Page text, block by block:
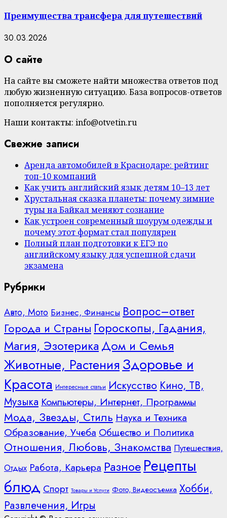
Преимущества трансфера для путешествий
30.03.2026
О сайте
На сайте вы сможете найти множества ответов под
любую жизненную ситуацию. База вопросов-ответов
пополняется регулярно.
Наши контакты: info@otvetin.ru
Свежие записи
Аренда автомобилей в Краснодаре: рейтинг
топ-10 компаний
Как учить английский язык детям 10–13 лет
Хрустальная сказка планеты: почему зимние
туры на Байкал меняют сознание
Как устроен современный шоурум одежды и
почему этот формат стал популярен
Полный план подготовки к ЕГЭ по
английскому языку для успешной сдачи
экзамена
Рубрики
Авто, Мото Бизнес, Финансы Вопрос–ответ
Города и Страны Гороскопы, Гадания,
Магия, Эзотерика Дом и Семья
Животные, Растения Здоровье и
Красота Интересные статьи Искусство Кино, ТВ,
Музыка Компьютеры, Интернет, Программы
Мода, Звезды, Стиль Наука и Техника
Образование, Учеба Общество и Политика
Отношения, Любовь, Знакомства Путешествия,
Отдых Работа, Карьера Разное Рецепты
блюд Спорт Товары и Услуги Фото, Видеосъемка Хобби,
Развлечения, Игры